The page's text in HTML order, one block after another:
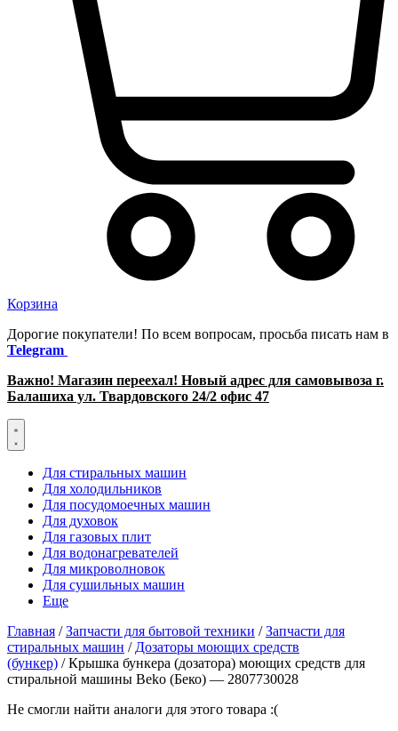
Корзина
Дорогие покупатели! По всем вопросам, просьба писать нам в
Telegram
Важно! Магазин переехал! Новый адрес для самовывоза г.
Балашиха ул. Твардовского 24/2 офис 47
Для стиральных машин
Для холодильников
Для посудомоечных машин
Для духовок
Для газовых плит
Для водонагревателей
Для микроволновок
Для сушильных машин
Еще
Главная /Запчасти для бытовой техники /Запчасти для
стиральных машин /Дозаторы моющих средств
(бункер) / Крышка бункера (дозатора) моющих средств для
стиральной машины Beko (Беко) — 2807730028
Не смогли найти аналоги для этого товара :(